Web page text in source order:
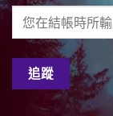
追蹤